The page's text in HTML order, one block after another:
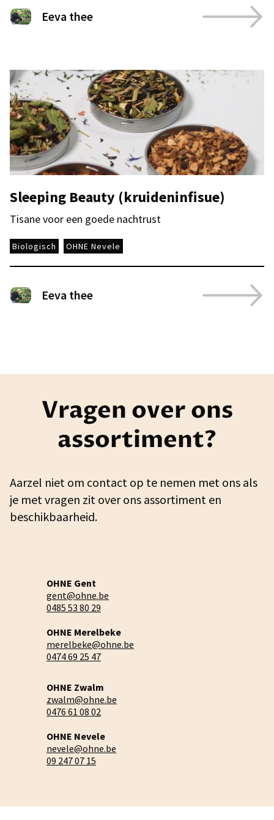
Eeva thee
Sleeping Beauty (kruideninfisue)
Tisane voor een goede nachtrust
Biologisch OHNE Nevele
Eeva thee
Vragen over ons
assortiment?
Aarzel niet om contact op te nemen met ons als
je met vragen zit over ons assortiment en
beschikbaarheid.
OHNE Gent
gent@ohne.be
0485 53 80 29
OHNE Merelbeke
merelbeke@ohne.be
0474 69 25 47
OHNE Zwalm
zwalm@ohne.be
0476 61 08 02
OHNE Nevele
nevele@ohne.be
09 247 07 15